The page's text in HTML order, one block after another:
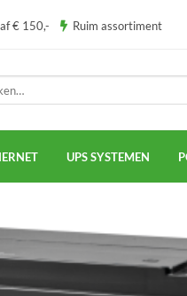
€ 150,- Ruim assortiment
UPS SYSTEMEN